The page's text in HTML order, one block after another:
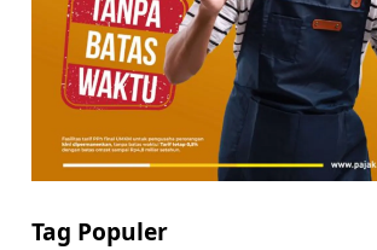
Tag Populer